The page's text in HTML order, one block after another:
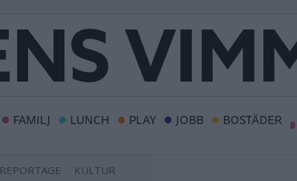
FAMILJ LUNCH PLAY JOBB BOSTÄDER
REPORTAGE
KULTUR